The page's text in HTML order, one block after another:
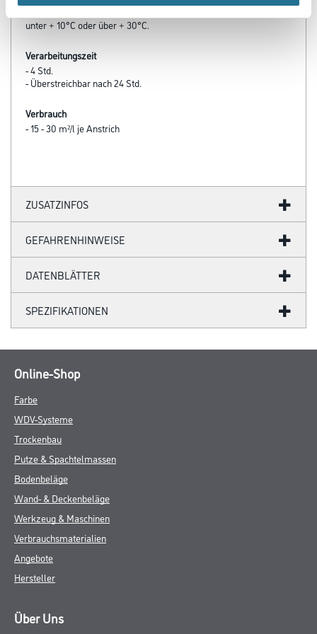
unter + 10°C oder über + 30°C.
Verarbeitungszeit
- 4 Std.
- Überstreichbar nach 24 Std.
Verbrauch
- 15 - 30 m²/l je Anstrich
ZUSATZINFOS
GEFAHRENHINWEISE
DATENBLÄTTER
SPEZIFIKATIONEN
Online-Shop
Farbe
WDV-Systeme
Trockenbau
Putze & Spachtelmassen
Bodenbeläge
Wand- & Deckenbeläge
Werkzeug & Maschinen
Verbrauchsmaterialien
Angebote
Hersteller
Über Uns